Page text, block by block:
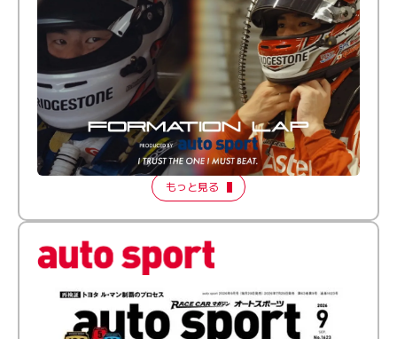
倒す相手を、信じてる。小林利徠斗 × 野村勇斗
【FORMATION LAP Produced by auto sport】
2026 Episode 2
もっと見る